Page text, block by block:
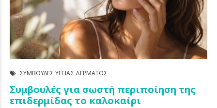
ΣΥΜΒΟΥΛΈΣ ΥΓΕΊΑΣ ΔΈΡΜΑΤΟΣ
Συμβουλές για σωστή περιποίηση της
επιδερμίδας το καλοκαίρι